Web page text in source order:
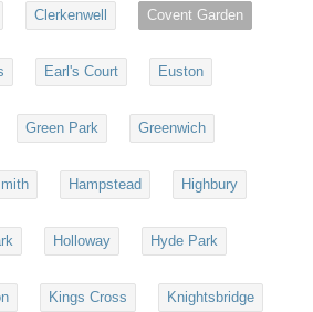
Clerkenwell Covent Garden
Earl's Court Euston
Green Park Greenwich
Hampstead Highbury
Holloway Hyde Park
Kings Cross Knightsbridge